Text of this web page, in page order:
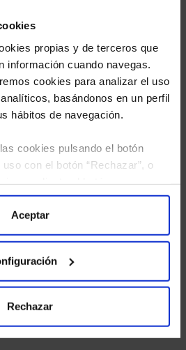
propias y de terceros que
información cuando navegas.
cookies para analizar el uso
basándonos en un perfil
hábitos de navegación.
cookies pulsando el botón
con el botón “Rechazar”, o
nuestraPolítica
Aceptar
Rechazar